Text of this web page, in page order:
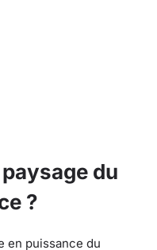
du
?
en puissance du